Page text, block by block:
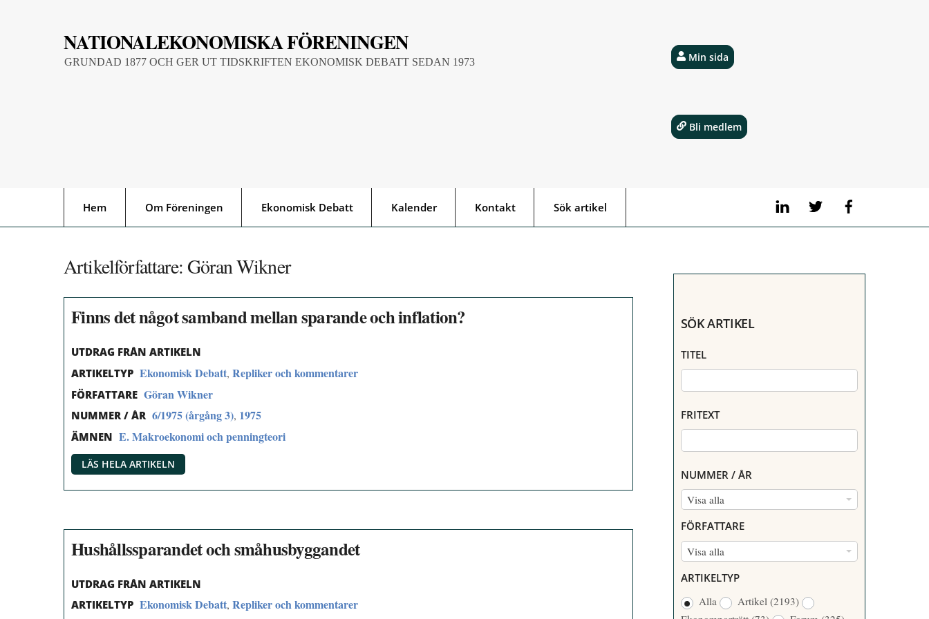
NATIONALEKONOMISKA FÖRENINGEN
GRUNDAD 1877 OCH GER UT TIDSKRIFTEN EKONOMISK DEBATT SEDAN 1973
LinkedIn Twitter
Hem Om Föreningen Ekonomisk Debatt Kalender Kontakt Sök artikel
Min sida
Bli medlem
Artikelförfattare: Göran Wikner
Finns det något samband mellan sparande och inflation?
UTDRAG FRÅN ARTIKELN
ARTIKELTYP Ekonomisk Debatt, Repliker och kommentarer
FÖRFATTARE Göran Wikner
NUMMER / ÅR 6/1975 (årgång 3), 1975
ÄMNEN E. Makroekonomi och penningteori
LÄS HELA ARTIKELN
Hushållssparandet och småhusbyggandet
UTDRAG FRÅN ARTIKELN
ARTIKELTYP Ekonomisk Debatt, Repliker och kommentarer
SÖK ARTIKEL
TITEL
FRITEXT
NUMMER / ÅR
Visa alla
N
M
M
/
FÖRFATTARE
Visa alla
R
F
ARTIKELTYP
Alla
Artikel (2193)